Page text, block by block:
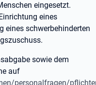
eingesetzt.
eines
eines schwerbehinderten
sowie dem
auf
personalfragen/